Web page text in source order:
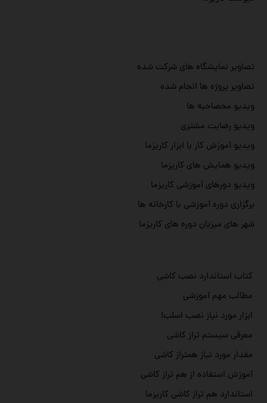
تصاویر نمایشگاه های شرکت شده
تصاویر پروژه ها انجام شده
ویدیو محصاحبه ها
ویدیو رضایت مشتری
ویدیو آموزش کار با ابزار کاریزما
ویدیو همایش های کاریزما
ویدیو دورهای آموزشی کاریزما
برگزاری دوره آموزشی با کارخانه ها
شهر های میزبان دوره های کاریزما
کتاب استاندارد نصب کاشی
مطالب مهم آموزشی
ابزار مورد نیاز نصب اسلب!
معرفی سیستم تراز کاشی
مقدار مورد نیاز همتراز کاشی
آموزش استفاده از هم تراز کاشی
استاندارد هم تراز کاشی کاریزما